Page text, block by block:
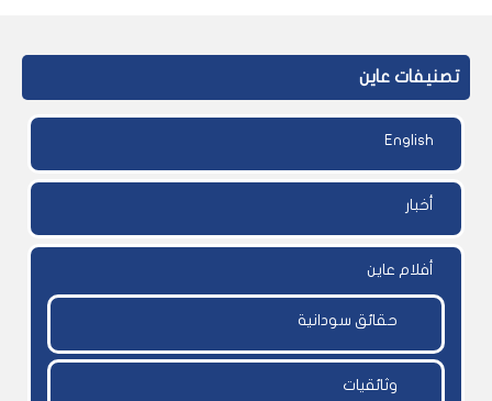
تصنيفات عاين
English
أخبار
أفلام عاين
حقائق سودانية
وثائقيات